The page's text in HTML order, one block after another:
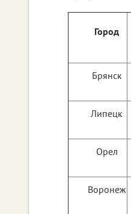
Город
Брянск
Липецк
Орел
Воронеж